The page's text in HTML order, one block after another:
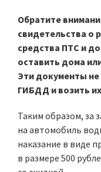
Обратите
свидетельства о
средства ПТС и
оставить дома
Эти документы
ГИБДД и возить
Таким образом, за
на автомобиль
наказание в виде
в размере 500